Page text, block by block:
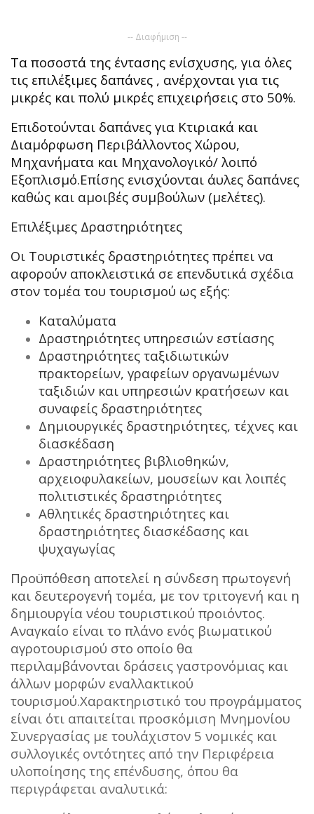
-- Διαφήμιση --
Τα ποσοστά της έντασης ενίσχυσης, για όλες
τις επιλέξιμες δαπάνες , ανέρχονται για τις
μικρές και πολύ μικρές επιχειρήσεις στο 50%.
Επιδοτούνται δαπάνες για Κτιριακά και
Διαμόρφωση Περιβάλλοντος Χώρου,
Μηχανήματα και Μηχανολογικό/ λοιπό
Εξοπλισμό.Επίσης ενισχύονται άυλες δαπάνες
καθώς και αμοιβές συμβούλων (μελέτες).
Επιλέξιμες Δραστηριότητες
Οι Τουριστικές δραστηριότητες πρέπει να
αφορούν αποκλειστικά σε επενδυτικά σχέδια
στον τομέα του τουρισμού ως εξής:
Καταλύματα
Δραστηριότητες υπηρεσιών εστίασης
Δραστηριότητες ταξιδιωτικών
πρακτορείων, γραφείων οργανωμένων
ταξιδιών και υπηρεσιών κρατήσεων και
συναφείς δραστηριότητες
Δημιουργικές δραστηριότητες, τέχνες και
διασκέδαση
Δραστηριότητες βιβλιοθηκών,
αρχειοφυλακείων, μουσείων και λοιπές
πολιτιστικές δραστηριότητες
Αθλητικές δραστηριότητες και
δραστηριότητες διασκέδασης και
ψυχαγωγίας
Προϋπόθεση αποτελεί η σύνδεση πρωτογενή
και δευτερογενή τομέα, με τον τριτογενή και η
δημιουργία νέου τουριστικού προιόντος.
Αναγκαίο είναι το πλάνο ενός βιωματικού
αγροτουρισμού στο οποίο θα
περιλαμβάνονται δράσεις γαστρονόμιας και
άλλων μορφών εναλλακτικού
τουρισμού.Χαρακτηριστικό του προγράμματος
είναι ότι απαιτείται προσκόμιση Μνημονίου
Συνεργασίας με τουλάχιστον 5 νομικές και
συλλογικές οντότητες από την Περιφέρεια
υλοποίησης της επένδυσης, όπου θα
περιγράφεται αναλυτικά: